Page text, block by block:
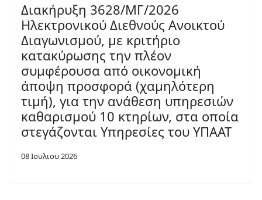
Διακήρυξη 3628/ΜΓ/2026
Ηλεκτρονικού Διεθνούς Ανοικτού
Διαγωνισμού, με κριτήριο
κατακύρωσης την πλέον
συμφέρουσα από οικονομική
άποψη προσφορά (χαμηλότερη
τιμή), για την ανάθεση υπηρεσιών
καθαρισμού 10 κτηρίων, στα οποία
στεγάζονται Υπηρεσίες του ΥΠΑΑΤ
08 Ιουλιου 2026